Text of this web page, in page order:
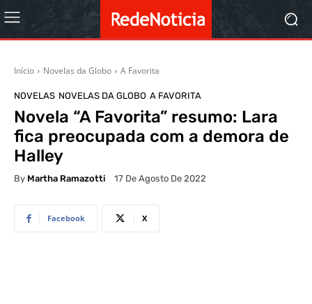
Início Novelas da Globo A Favorita
NOVELAS NOVELAS DA GLOBO A FAVORITA
Novela “A Favorita” resumo: Lara
fica preocupada com a demora de
Halley
By Martha Ramazotti 17 De Agosto De 2022
Facebook X